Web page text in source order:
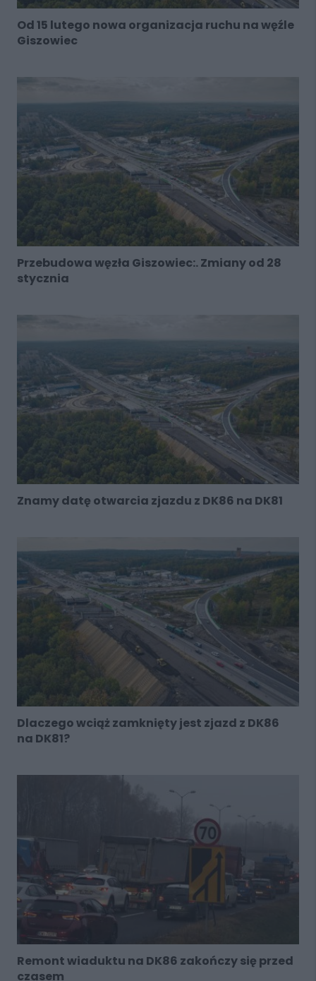
Od 15 lutego nowa organizacja ruchu na węźle
Giszowiec
Przebudowa węzła Giszowiec:. Zmiany od 28
stycznia
Znamy datę otwarcia zjazdu z DK86 na DK81
Dlaczego wciąż zamknięty jest zjazd z DK86
na DK81?
Remont wiaduktu na DK86 zakończy się przed
czasem